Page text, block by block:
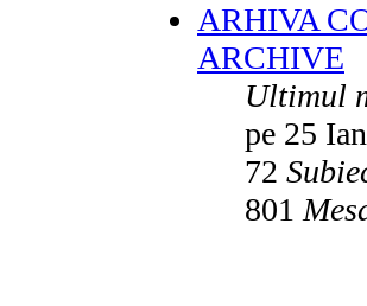
ARHIVA
ARCHIVE
Ultimul
pe 25
72
801